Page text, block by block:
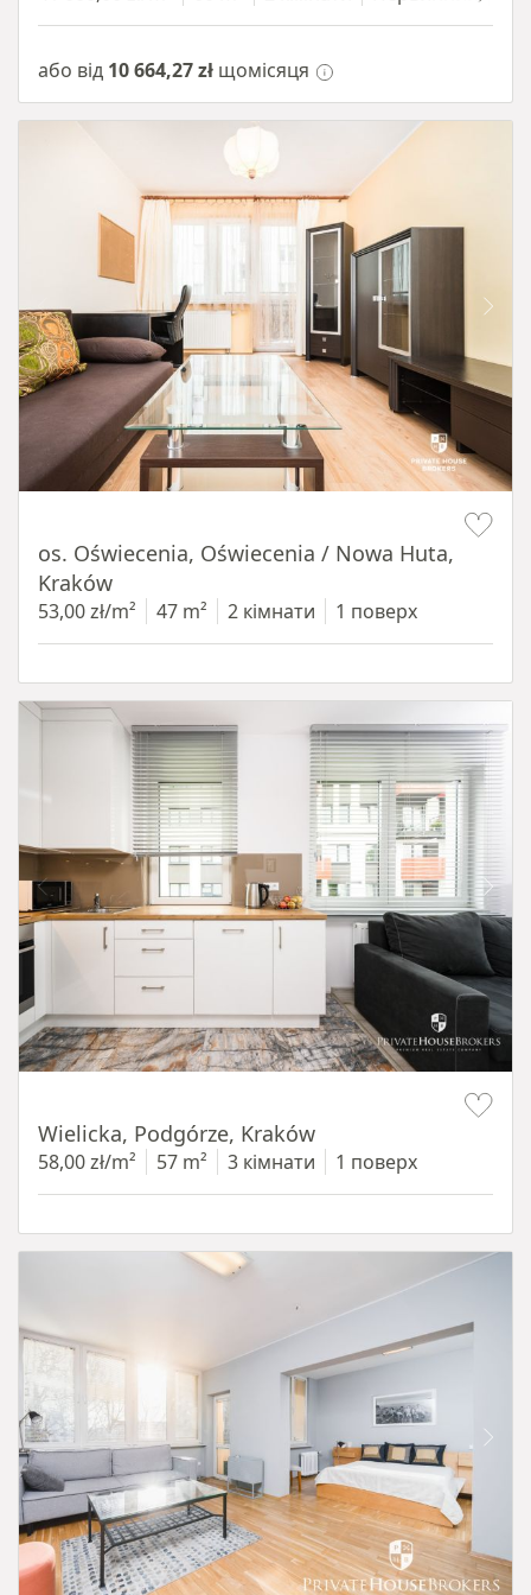
або від 10 664,27 zł щомісяця
os. Oświecenia, Oświecenia / Nowa Huta,
Kraków
53,00 zł/m² 47 m² 2 кімнати 1 поверх
Wielicka, Podgórze, Kraków
58,00 zł/m² 57 m² 3 кімнати 1 поверх